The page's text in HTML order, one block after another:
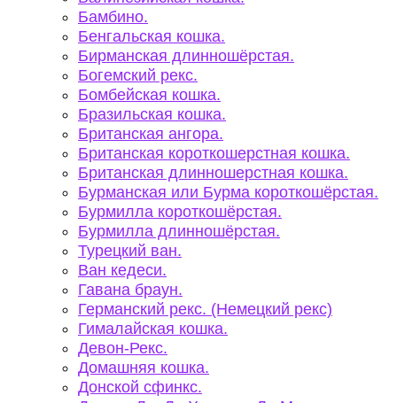
Бамбино.
Бенгальская кошка.
Бирманская длинношёрстая.
Богемский рекс.
Бомбейская кошка.
Бразильская кошка.
Британская ангора.
Британская короткошерстная кошка.
Британская длинношерстная кошка.
Бурманская или Бурма короткошёрстая.
Бурмилла короткошёрстая.
Бурмилла длинношёрстая.
Турецкий ван.
Ван кедеси.
Гавана браун.
Германский рекс. (Немецкий рекс)
Гималайская кошка.
Девон-Рекс.
Домашняя кошка.
Донской сфинкс.